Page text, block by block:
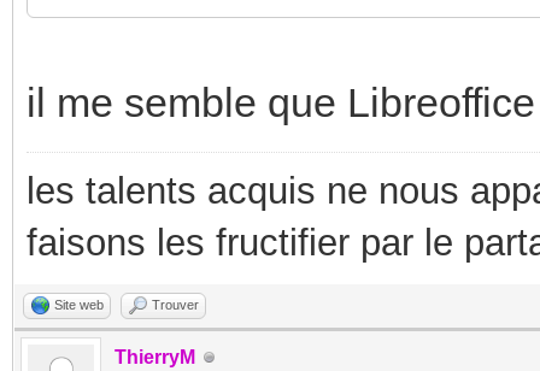
il me semble que
les talents acquis ne nous
faisons les fructifier par le
Site web Trouver
ThierryM